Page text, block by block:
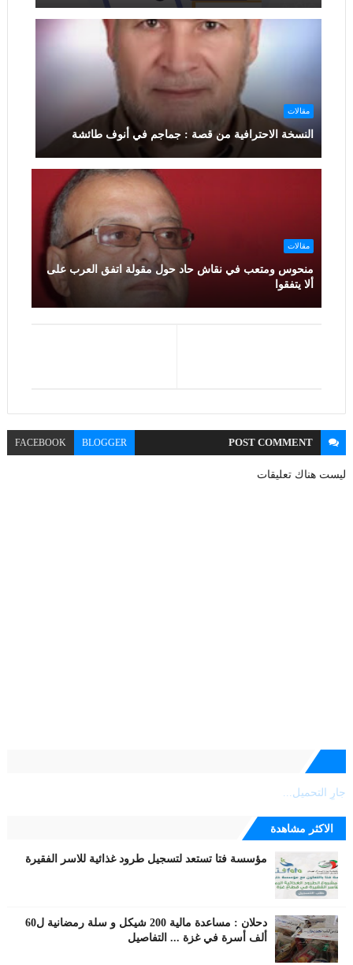
مقالات
النسخة الاحترافية من قصة : جماجم في أنوف طائشة
مقالات
منحوس ومتعب في نقاش حاد حول مقولة اتفق العرب على
ألا يتفقوا
POSTCOMMENT
BLOGGER
FACEBOOK
ليست هناك تعليقات
جارٍ التحميل...
الاكثر مشاهدة
مؤسسة فتا تستعد لتسجيل طرود غذائية للاسر الفقيرة
دحلان : مساعدة مالية 200 شيكل و سلة رمضانية ل60
ألف أسرة في غزة ... التفاصيل